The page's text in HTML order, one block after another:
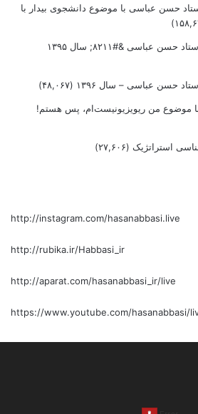
حسن عباسی با موضوع دانشجوی بیدار با
عباسی &#۸۲۱۱; سال ۱۳۹۵
حسن عباسی – سال ۱۳۹۶ (۴۸,۰۶۷)
استراتژیک (۲۷,۶۰۶)
http://instagram.com/hasanabbasi.live
http://rubika.ir/Habbasi_ir
http://aparat.com/hasanabbasi_ir/live
https://www.youtube.com/hasanabbasi/